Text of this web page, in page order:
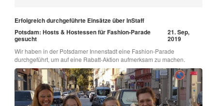
Erfolgreich durchgeführte Einsätze über InStaff
Potsdam: Hosts & Hostessen für Fashion-Parade
gesucht
21. Sep,
2019
Wir haben in der Potsdamer Innenstadt eine Fashion-Parade
durchgeführt, um auf eine Rabatt-Aktion aufmerksam zu machen.